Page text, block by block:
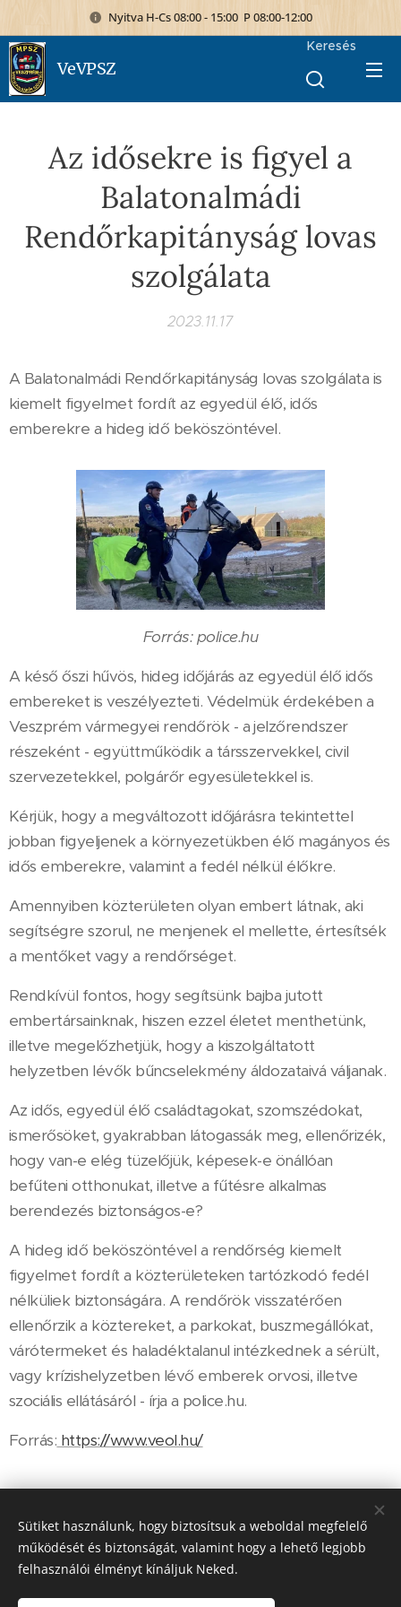
Nyitva H-Cs 08:00 - 15:00 P 08:00-12:00
VeVPSZ
Keresés
Az idősekre is figyel a
Balatonalmádi
Rendőrkapitányság lovas
szolgálata
2023.11.17
A Balatonalmádi Rendőrkapitányság lovas szolgálata is
kiemelt figyelmet fordít az egyedül élő, idős
emberekre a hideg idő beköszöntével.
Forrás: police.hu
A késő őszi hűvös, hideg időjárás az egyedül élő idős
embereket is veszélyezteti. Védelmük érdekében a
Veszprém vármegyei rendőrök - a jelzőrendszer
részeként - együttműködik a társszervekkel, civil
szervezetekkel, polgárőr egyesületekkel is.
Kérjük, hogy a megváltozott időjárásra tekintettel
jobban figyeljenek a környezetükben élő magányos és
idős emberekre, valamint a fedél nélkül élőkre.
Amennyiben közterületen olyan embert látnak, aki
segítségre szorul, ne menjenek el mellette, értesítsék
a mentőket vagy a rendőrséget.
Rendkívül fontos, hogy segítsünk bajba jutott
embertársainknak, hiszen ezzel életet menthetünk,
illetve megelőzhetjük, hogy a kiszolgáltatott
helyzetben lévők bűncselekmény áldozataivá váljanak.
Az idős, egyedül élő családtagokat, szomszédokat,
ismerősöket, gyakrabban látogassák meg, ellenőrizék,
hogy van-e elég tüzelőjük, képesek-e önállóan
befűteni otthonukat, illetve a fűtésre alkalmas
berendezés biztonságos-e?
A hideg idő beköszöntével a rendőrség kiemelt
figyelmet fordít a közterületeken tartózkodó fedél
nélküliek biztonságára. A rendőrök visszatérően
ellenőrzik a köztereket, a parkokat, buszmegállókat,
várótermeket és haladéktalanul intézkednek a sérült,
vagy krízishelyzetben lévő emberek orvosi, illetve
szociális ellátásáról - írja a police.hu.
Forrás: https://www.veol.hu/
Share
Sütiket használunk, hogy biztosítsuk a weboldal megfelelő
működését és biztonságát, valamint hogy a lehető legjobb
felhasználói élményt kínáljuk Neked.